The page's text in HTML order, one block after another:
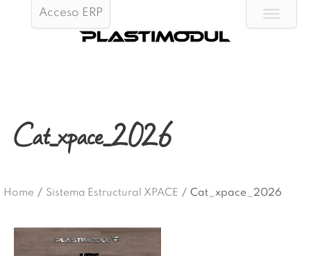
Acceso ERP
Cat_xpace_2026
Home / Sistema Estructural XPACE / Cat_xpace_2026